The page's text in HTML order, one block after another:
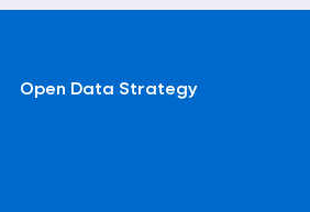
Open Data Strategy